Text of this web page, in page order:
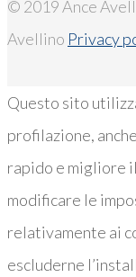
© 2019 Ance
Avellino Privacy
Questo sito
profilazione,
rapido e migliore
modificare le
relativamente ai
escluderne